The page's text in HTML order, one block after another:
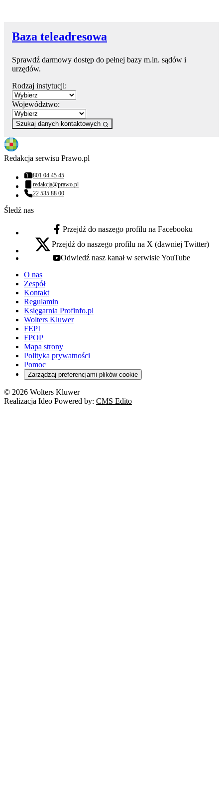
Baza teleadresowa
Sprawdź darmowy dostęp do pełnej bazy m.in. sądów i
urzędów.
Rodzaj instytucji:
Województwo:
Szukaj danych kontaktowych
Redakcja serwisu Prawo.pl
Numer telefonu:
801 04 45 45
Adres email:
redakcja@prawo.pl
Numer telefonu:
22 535 88 00
Śledź nas
facebook - otwiera się w nowej karcie
Przejdź do naszego profilu na Facebooku
x - otwiera się w nowej karcie
Przejdź do naszego profilu na X (dawniej Twitter)
youtube - otwiera się w nowej karcie
Odwiedź nasz kanał w serwisie YouTube
O nas
Zespół
Kontakt
Regulamin
Księgarnia Profinfo.pl
Wolters Kluwer
FEPI
FPOP
Mapa strony
Polityka prywatności
Pomoc
Zarządzaj preferencjami plików cookie
© 2026 Wolters Kluwer
Realizacja Ideo Powered by: CMS Edito